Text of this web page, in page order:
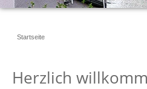
Startseite
Herzlich